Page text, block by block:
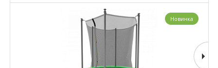
Новинка